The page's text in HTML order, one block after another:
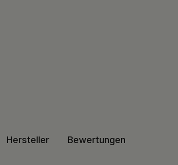
Hersteller Bewertungen